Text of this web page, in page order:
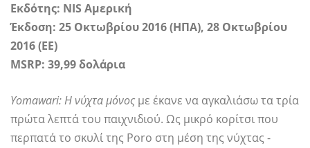
Εκδότης: NIS Αμερική
Έκδοση: 25 Οκτωβρίου 2016 (ΗΠΑ), 28 Οκτωβρίου
2016 (ΕΕ)
MSRP: 39,99 δολάρια
Yomawari: Η νύχτα μόνος με έκανε να αγκαλιάσω τα τρία
πρώτα λεπτά του παιχνιδιού. Ως μικρό κορίτσι που
περπατά το σκυλί της Poro στη μέση της νύχτας -